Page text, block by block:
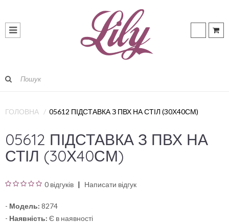
ГОЛОВНА 05612 ПІДСТАВКА З ПВХ НА СТІЛ (30Х40СМ)
05612 ПІДСТАВКА З ПВХ НА
СТІЛ (30Х40СМ)
0 відгуків Написати відгук
- Модель: 8274
- Наявність: Є в наявності